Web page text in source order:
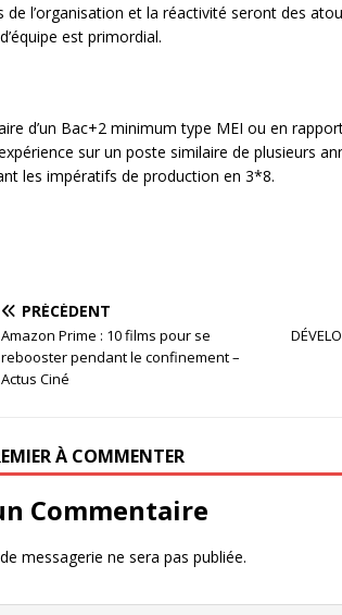
de l’organisation et la réactivité seront des
est primordial.
d’un Bac+2 minimum type MEI ou en
sur un poste similaire de plusieurs
les impératifs de production en 3*8.
PRÉCÉDENT
Amazon Prime : 10 films pour se
rebooster pendant le confinement –
Actus Ciné
À COMMENTER
Commentaire
messagerie ne sera pas publiée.